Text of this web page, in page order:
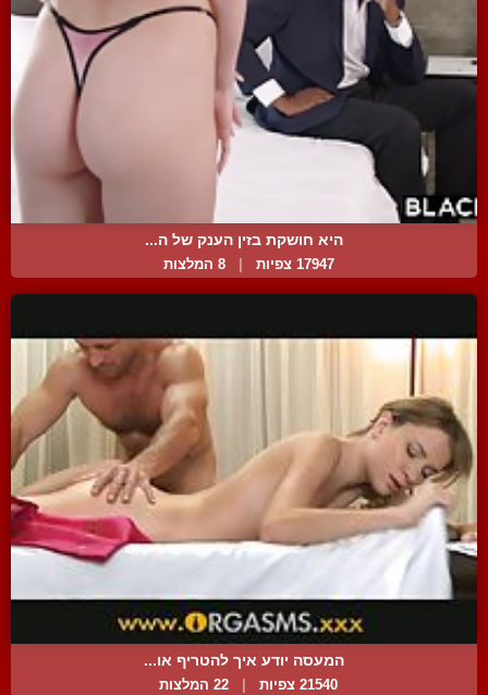
היא חושקת בזין הענק של ה...
17947 צפיות 8 המלצות
המעסה יודע איך להטריף או...
21540 צפיות | 22 המלצות